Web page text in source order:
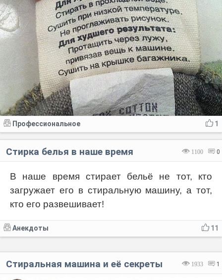
1
Профессиональное
1100 0
Стирка белья в наше время
В наше время стирает бельё не тот, кто
загружает его в стиральную машину, а тот,
кто его развешивает!
11
Анекдоты
1933 1
Стиральная машина и её секреты